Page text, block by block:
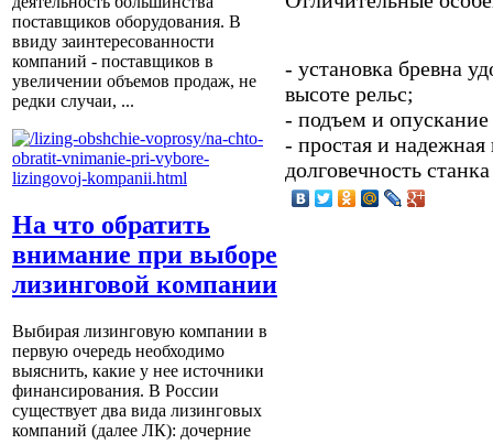
поставщиков оборудования. В
ввиду заинтересованности
компаний - поставщиков в
увеличении объемов продаж, не
редки случаи, ...
На что обратить
внимание при выборе
лизинговой компании
Выбирая лизинговую компании в
первую очередь необходимо
выяснить, какие у нее источники
финансирования. В России
существует два вида лизинговых
компаний (далее ЛК): дочерние
- установка бревна
высоте рельс;
- подъем и
- простая и надежная
долговечность станка